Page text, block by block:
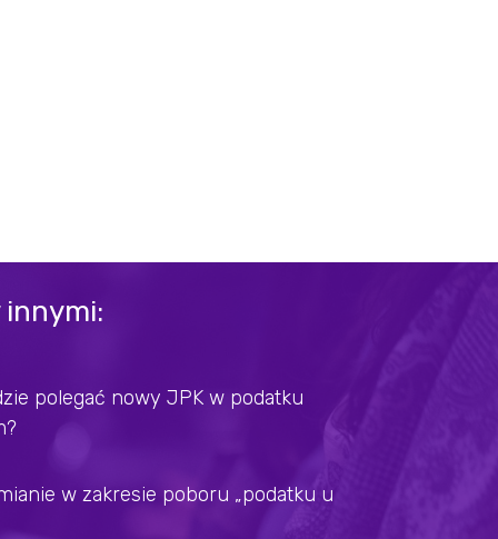
innymi:
polegać nowy JPK w podatku
w zakresie poboru „podatku u